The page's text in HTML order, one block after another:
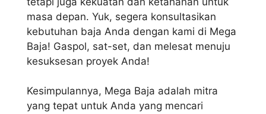
masa depan. Yuk, segera konsultasikan
kebutuhan baja Anda dengan kami di Mega
Baja! Gaspol, sat-set, dan melesat menuju
kesuksesan proyek Anda!
Kesimpulannya, Mega Baja adalah mitra
yang tepat untuk Anda yang mencari